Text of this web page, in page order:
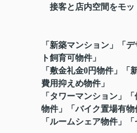
接客と店内空間をモッ
「新築マンション」「
ト飼育可物件」
「敷金礼金0円物件」「
費用抑えめ物件」
「タワーマンション」
物件」「バイク置場有物
「ルームシェア物件」